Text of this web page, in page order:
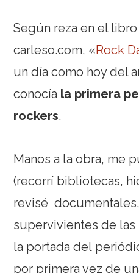
Según reza en el
carleso.com, «Rock
un día como hoy del
conocía la primera
rockers.
Manos a la obra, me
(recorrí bibliotecas,
revisé
supervivientes de las
la portada del
por primera vez de